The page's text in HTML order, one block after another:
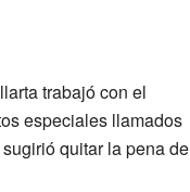
trabajó con el
especiales llamados
quitar la pena de